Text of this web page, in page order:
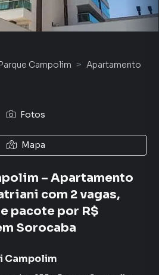
Campolim
Apartamento
Fotos
Mapa
– Apartamento
com 2 vagas,
pacote por R$
Sorocaba
Campolim